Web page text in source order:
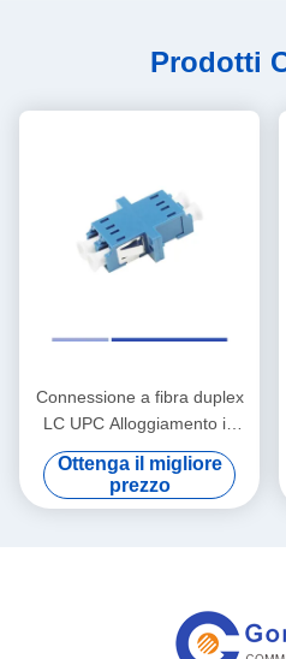
Prodotti
Connessione a fibra duplex
LC UPC Alloggiamento in
plastica monomodo con
flange blu
Ottenga il migliore
prezzo